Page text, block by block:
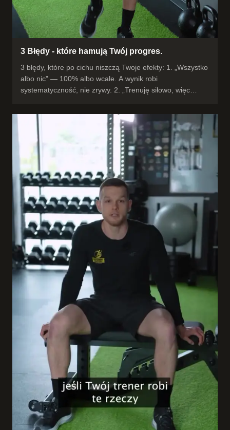
3 Błędy - które hamują Twój progres.
3 błędy, które po cichu niszczą Twoje efekty: 1. „Wszystko
albo nic" — 100% albo wcale. A wynik robi
systematyczność, nie zrywy. 2. „Trenuję siłowo, więc
3. Za mało snu. Mięśnie budują się w nocy, nie na sali.
Trening to dopiero bodziec. Popraw te trzy rzeczy, zanim
dołożysz kolejny trening. Często to wystarczy, żeby
ruszyło z miejsca. #trening #błędytreningowe
#regeneracja #dieta #Rzeszów